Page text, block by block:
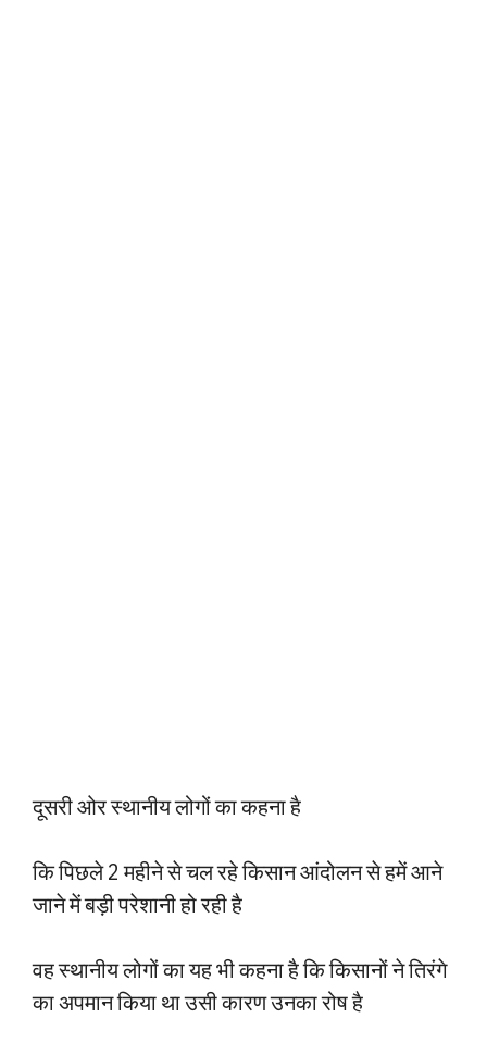
दूसरी ओर स्थानीय लोगों का कहना है
कि पिछले 2 महीने से चल रहे किसान आंदोलन से हमें आने
जाने में बड़ी परेशानी हो रही है
वह स्थानीय लोगों का यह भी कहना है कि किसानों ने तिरंगे
का अपमान किया था उसी कारण उनका रोष है